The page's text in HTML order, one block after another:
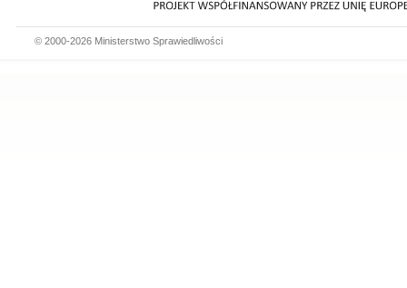
© 2000-2026 Ministerstwo Sprawiedliwości